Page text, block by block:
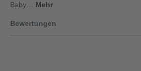
Baby… Mehr
Bewertungen